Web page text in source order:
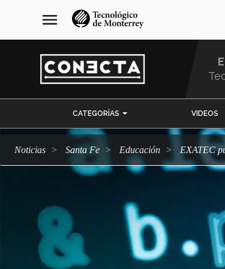
navegación
principal
menu
CATEGORÍAS VIDEOS
Noticias Santa Fe Educación EXATEC